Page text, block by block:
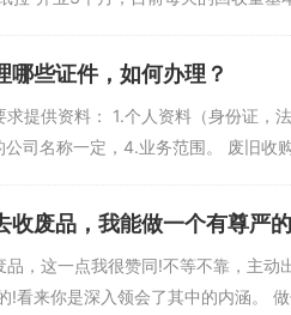
哪些证件，如何办理？
提供资料： 1.个人资料（身份证，
司名称一定，4.业务范围。 废旧收
收废品，我能做一个有尊严
品，这一点我很赞同!不等不靠，主
!看来你是深入领会了其中的内涵。